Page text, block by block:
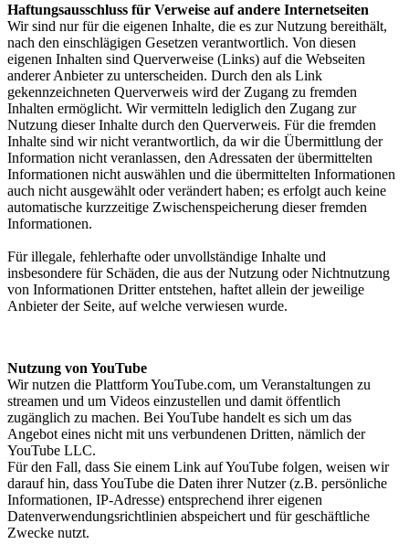
Haftungsausschluss für Verweise auf andere Internetseiten
Wir sind nur für die eigenen Inhalte, die es zur Nutzung bereithält,
nach den einschlägigen Gesetzen verantwortlich. Von diesen
eigenen Inhalten sind Querverweise (Links) auf die Webseiten
anderer Anbieter zu unterscheiden. Durch den als Link
gekennzeichneten Querverweis wird der Zugang zu fremden
Inhalten ermöglicht. Wir vermitteln lediglich den Zugang zur
Nutzung dieser Inhalte durch den Querverweis. Für die fremden
Inhalte sind wir nicht verantwortlich, da wir die Übermittlung der
Information nicht veranlassen, den Adressaten der übermittelten
Informationen nicht auswählen und die übermittelten Informationen
auch nicht ausgewählt oder verändert haben; es erfolgt auch keine
automatische kurzzeitige Zwischenspeicherung dieser fremden
Informationen.
Für illegale, fehlerhafte oder unvollständige Inhalte und
insbesondere für Schäden, die aus der Nutzung oder Nichtnutzung
von Informationen Dritter entstehen, haftet allein der jeweilige
Anbieter der Seite, auf welche verwiesen wurde.
Nutzung von YouTube
Wir nutzen die Plattform YouTube.com, um Veranstaltungen zu
streamen und um Videos einzustellen und damit öffentlich
zugänglich zu machen. Bei YouTube handelt es sich um das
Angebot eines nicht mit uns verbundenen Dritten, nämlich der
YouTube LLC.
Für den Fall, dass Sie einem Link auf YouTube folgen, weisen wir
darauf hin, dass YouTube die Daten ihrer Nutzer (z.B. persönliche
Informationen, IP-Adresse) entsprechend ihrer eigenen
Datenverwendungsrichtlinien abspeichert und für geschäftliche
Zwecke nutzt.